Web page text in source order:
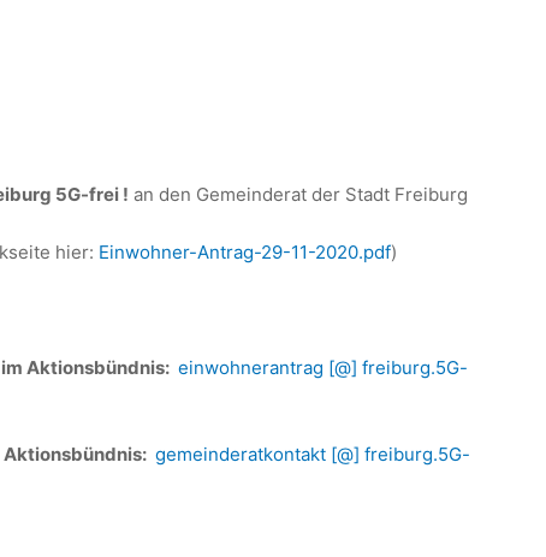
5G-frei ! an den Gemeinderat der Stadt Freiburg
hier: Einwohner-Antrag-29-11-2020.pdf)
Aktionsbündnis: einwohnerantrag [@] freiburg.5G-
Aktionsbündnis: gemeinderatkontakt [@] freiburg.5G-